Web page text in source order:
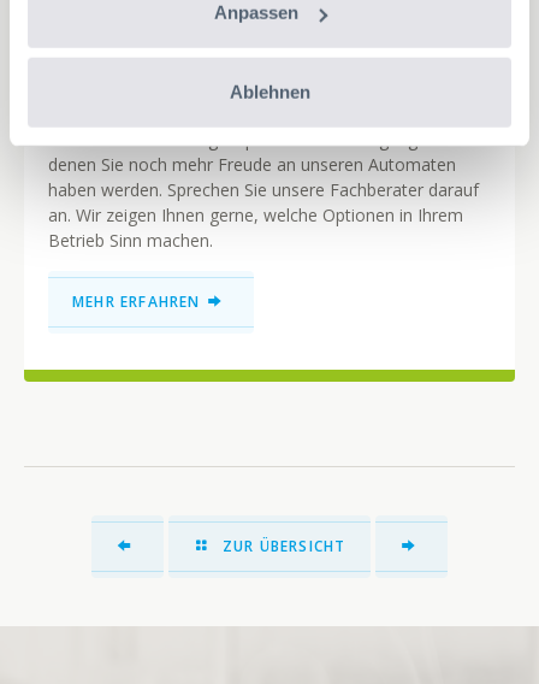
Anpassen
Ablehnen
Automatenoptionen
denen Sie noch mehr Freude an unseren Automaten
haben werden. Sprechen Sie unsere Fachberater darauf
an. Wir zeigen Ihnen gerne, welche Optionen in Ihrem
Betrieb Sinn machen.
MEHR ERFAHREN
ZUR ÜBERSICHT